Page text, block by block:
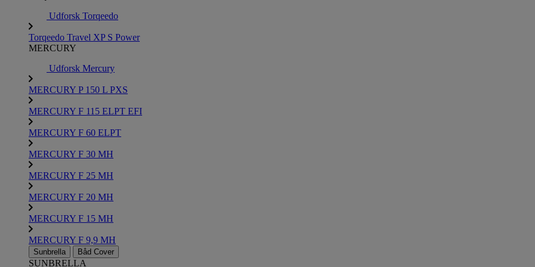
Udforsk Torqeedo
Torqeedo Travel XP S Power
MERCURY
Udforsk Mercury
MERCURY P 150 L PXS
MERCURY F 115 ELPT EFI
MERCURY F 60 ELPT
MERCURY F 30 MH
MERCURY F 25 MH
MERCURY F 20 MH
MERCURY F 15 MH
MERCURY F 9,9 MH
Sunbrella Båd Cover
SUNBRELLA